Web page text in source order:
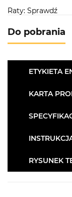
Raty: Sprawdź
Do pobrania
ETYKIETA
KARTA
RYSUNEK